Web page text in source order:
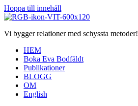
Hoppa till innehåll
Vi bygger relationer med schyssta metoder!
HEM
Boka Eva Bodfäldt
Publikationer
BLOGG
OM
English